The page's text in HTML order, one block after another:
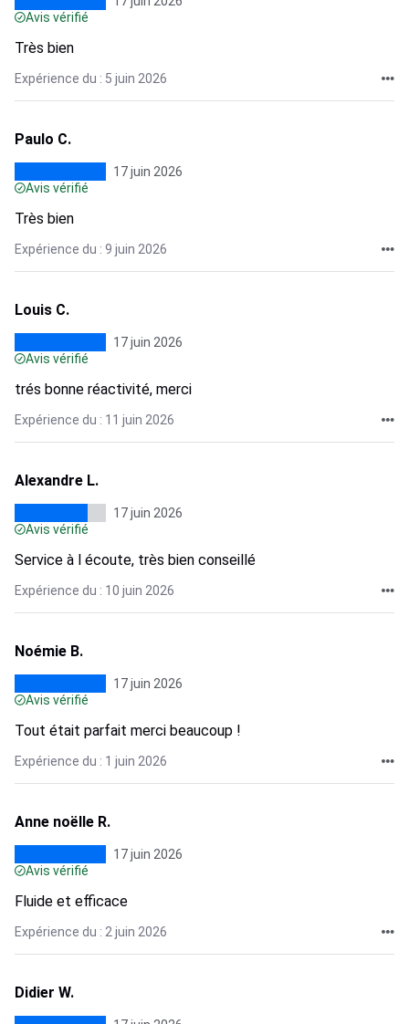
Avis vérifié
Très bien
Expérience du : 5 juin 2026
Paulo C.
17 juin 2026
Avis vérifié
Très bien
Expérience du : 9 juin 2026
Louis C.
17 juin 2026
Avis vérifié
trés bonne réactivité, merci
Expérience du : 11 juin 2026
Alexandre L.
17 juin 2026
Avis vérifié
Service à l écoute, très bien conseillé
Expérience du : 10 juin 2026
Noémie B.
17 juin 2026
Avis vérifié
Tout était parfait merci beaucoup !
Expérience du : 1 juin 2026
Anne noëlle R.
17 juin 2026
Avis vérifié
Fluide et efficace
Expérience du : 2 juin 2026
Didier W.